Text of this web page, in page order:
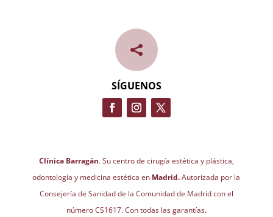

SÍGUENOS
Clínica Barragán. Su centro de cirugía estética y plástica,
odontología y medicina estética en Madrid.Autorizada por la
Consejería de Sanidad de la Comunidad de Madrid con el
número CS1617. Con todas las garantías.